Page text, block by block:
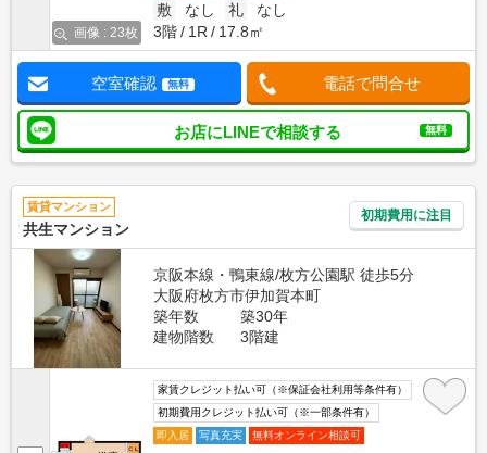
画像 : 23枚
敷
なし 礼
なし
3階
1R 17.8㎡
空室確認 無料 電話で問合せ
お店にLINEで相談する 無料
賃貸マンション
共生マンション
初期費用に注目
京阪本線・鴨東線/枚方公園駅 徒歩5分
大阪府枚方市伊加賀本町
築年数
築30年
建物階数
3階建
家賃クレジット払い可（※保証会社利用等条件有）
初期費用クレジット払い可（※一部条件有）
即入居
写真充実 無料オンライン相談可